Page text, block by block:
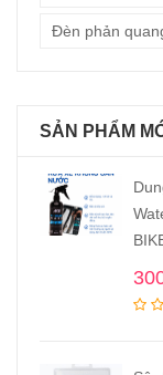
Đèn phản
SẢN PHẨM